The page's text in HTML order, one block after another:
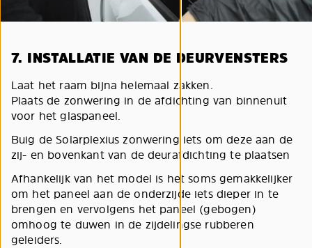
7. INSTALLATIE VAN DE DEURVENSTERS
Laat het raam bijna helemaal zakken.
Plaats de zonwering in de afdichting van binnenuit
voor het glaspaneel.
Buig de Solarplexius zonwering iets om deze aan de
zij- en bovenkant van de deurafdichting te plaatsen
Afhankelijk van het model is het soms gemakkelijker
om het paneel aan de onderzijde iets dieper in te
brengen en vervolgens het paneel (gebogen)
omhoog te duwen in de zijdelingse rubberen
geleiders.